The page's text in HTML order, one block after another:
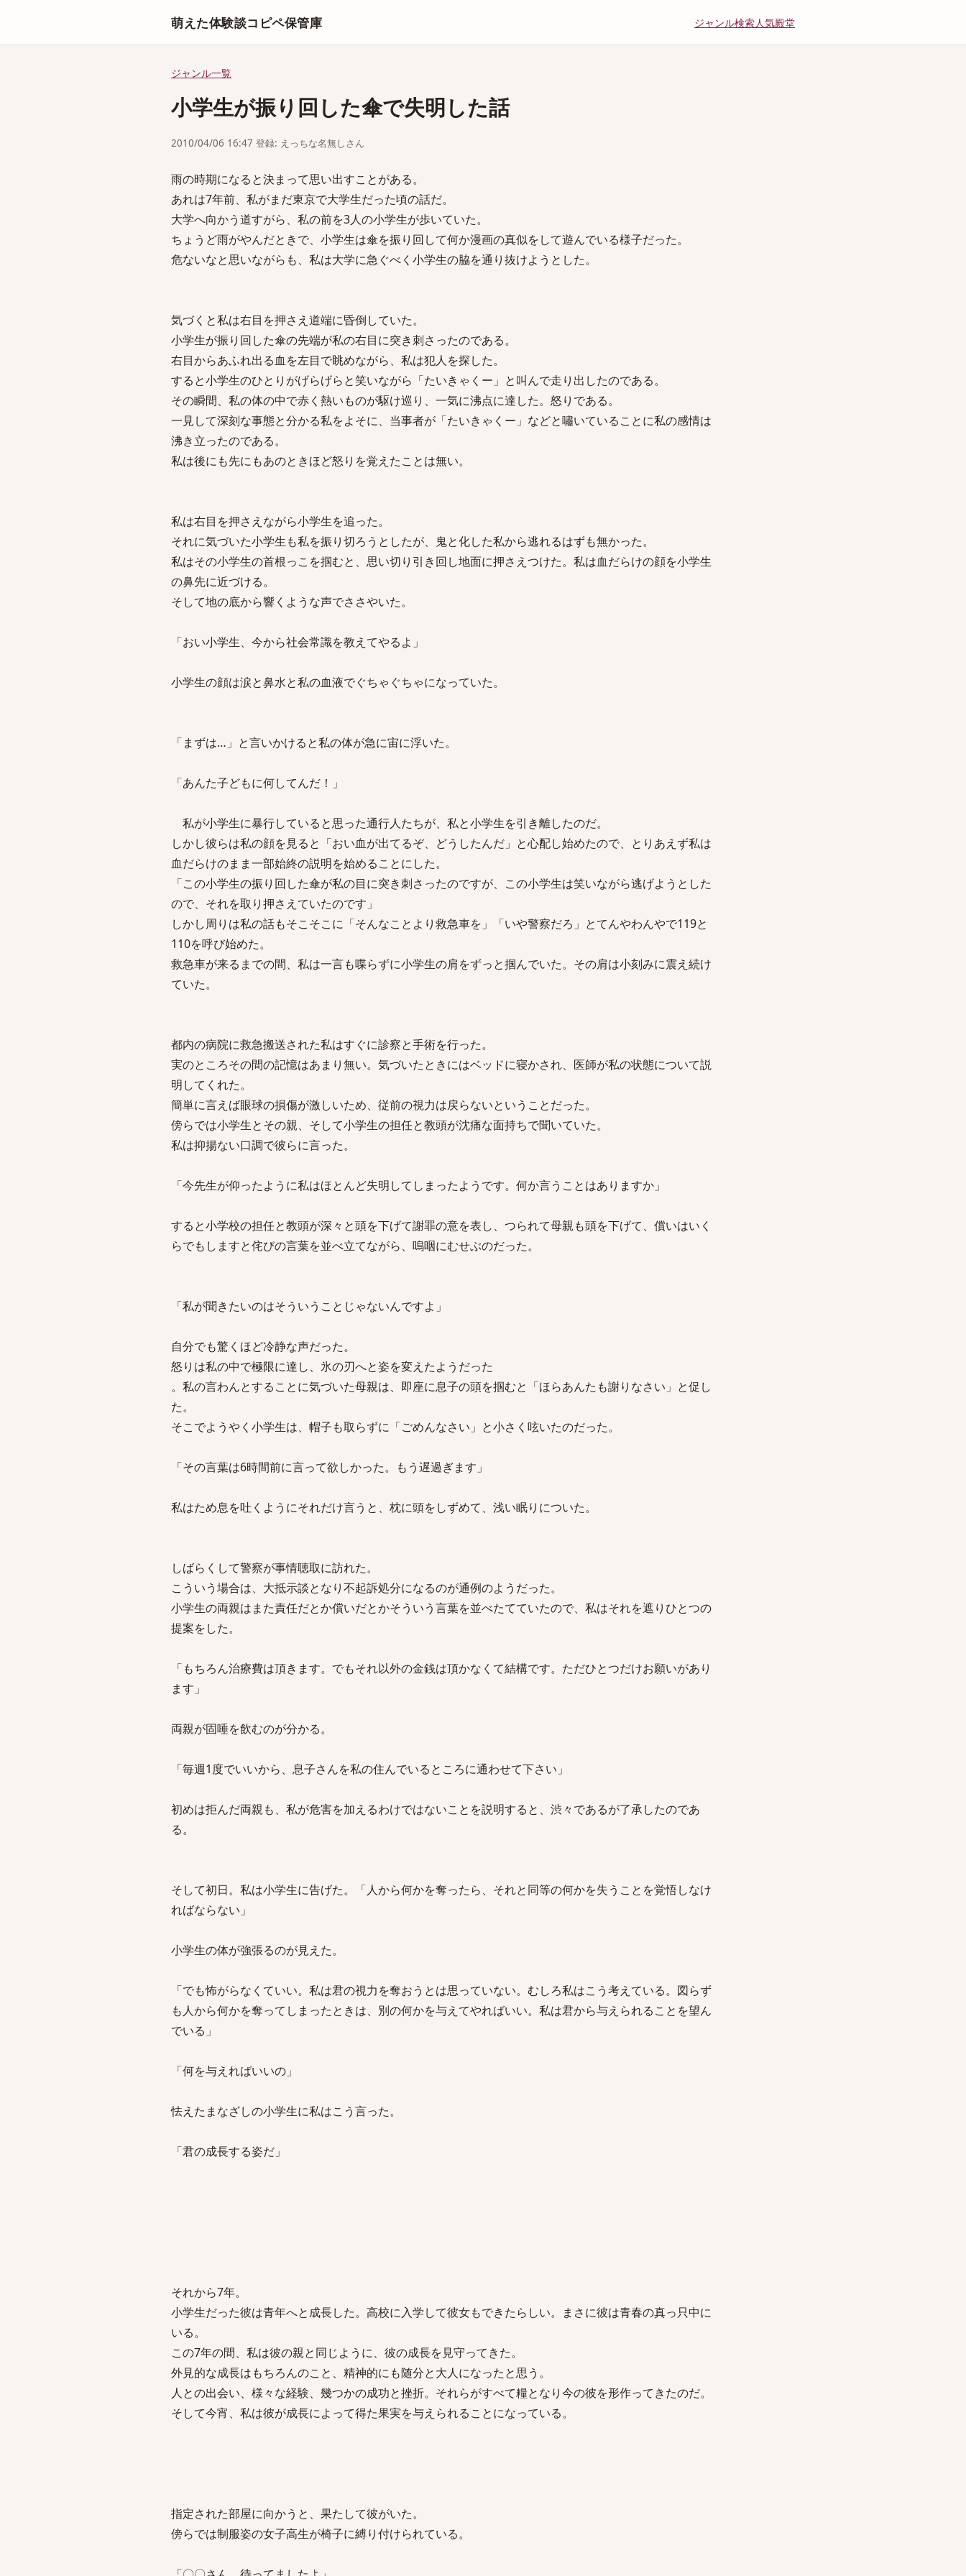
萌えた体験談コピペ保管庫 ジャンル検索人気殿堂
ジャンル一覧
小学生が振り回した傘で失明した話
2010/04/06 16:47 登録: えっちな名無しさん
雨の時期になると決まって思い出すことがある。
あれは7年前、私がまだ東京で大学生だった頃の話だ。
大学へ向かう道すがら、私の前を3人の小学生が歩いていた。
ちょうど雨がやんだときで、小学生は傘を振り回して何か漫画の真似をして遊んでいる様子だった。
危ないなと思いながらも、私は大学に急ぐべく小学生の脇を通り抜けようとした。
気づくと私は右目を押さえ道端に昏倒していた。
小学生が振り回した傘の先端が私の右目に突き刺さったのである。
右目からあふれ出る血を左目で眺めながら、私は犯人を探した。
すると小学生のひとりがげらげらと笑いながら「たいきゃくー」と叫んで走り出したのである。
その瞬間、私の体の中で赤く熱いものが駆け巡り、一気に沸点に達した。怒りである。
一見して深刻な事態と分かる私をよそに、当事者が「たいきゃくー」などと嘯いていることに私の感情は
沸き立ったのである。
私は後にも先にもあのときほど怒りを覚えたことは無い。
私は右目を押さえながら小学生を追った。
それに気づいた小学生も私を振り切ろうとしたが、鬼と化した私から逃れるはずも無かった。
私はその小学生の首根っこを掴むと、思い切り引き回し地面に押さえつけた。私は血だらけの顔を小学生
の鼻先に近づける。
そして地の底から響くような声でささやいた。
「おい小学生、今から社会常識を教えてやるよ」
小学生の顔は涙と鼻水と私の血液でぐちゃぐちゃになっていた。
「まずは…」と言いかけると私の体が急に宙に浮いた。
「あんた子どもに何してんだ！」
私が小学生に暴行していると思った通行人たちが、私と小学生を引き離したのだ。
しかし彼らは私の顔を見ると「おい血が出てるぞ、どうしたんだ」と心配し始めたので、とりあえず私は
血だらけのまま一部始終の説明を始めることにした。
「この小学生の振り回した傘が私の目に突き刺さったのですが、この小学生は笑いながら逃げようとした
ので、それを取り押さえていたのです」
しかし周りは私の話もそこそこに「そんなことより救急車を」「いや警察だろ」とてんやわんやで119と
110を呼び始めた。
救急車が来るまでの間、私は一言も喋らずに小学生の肩をずっと掴んでいた。その肩は小刻みに震え続け
ていた。
都内の病院に救急搬送された私はすぐに診察と手術を行った。
実のところその間の記憶はあまり無い。気づいたときにはベッドに寝かされ、医師が私の状態について説
明してくれた。
簡単に言えば眼球の損傷が激しいため、従前の視力は戻らないということだった。
傍らでは小学生とその親、そして小学生の担任と教頭が沈痛な面持ちで聞いていた。
私は抑揚ない口調で彼らに言った。
「今先生が仰ったように私はほとんど失明してしまったようです。何か言うことはありますか」
すると小学校の担任と教頭が深々と頭を下げて謝罪の意を表し、つられて母親も頭を下げて、償いはいく
らでもしますと侘びの言葉を並べ立てながら、嗚咽にむせぶのだった。
「私が聞きたいのはそういうことじゃないんですよ」
自分でも驚くほど冷静な声だった。
怒りは私の中で極限に達し、氷の刃へと姿を変えたようだった
。私の言わんとすることに気づいた母親は、即座に息子の頭を掴むと「ほらあんたも謝りなさい」と促し
た。
そこでようやく小学生は、帽子も取らずに「ごめんなさい」と小さく呟いたのだった。
「その言葉は6時間前に言って欲しかった。もう遅過ぎます」
私はため息を吐くようにそれだけ言うと、枕に頭をしずめて、浅い眠りについた。
しばらくして警察が事情聴取に訪れた。
こういう場合は、大抵示談となり不起訴処分になるのが通例のようだった。
小学生の両親はまた責任だとか償いだとかそういう言葉を並べたてていたので、私はそれを遮りひとつの
提案をした。
「もちろん治療費は頂きます。でもそれ以外の金銭は頂かなくて結構です。ただひとつだけお願いがあり
ます」
両親が固唾を飲むのが分かる。
「毎週1度でいいから、息子さんを私の住んでいるところに通わせて下さい」
初めは拒んだ両親も、私が危害を加えるわけではないことを説明すると、渋々であるが了承したのであ
る。
そして初日。私は小学生に告げた。「人から何かを奪ったら、それと同等の何かを失うことを覚悟しなけ
ればならない」
小学生の体が強張るのが見えた。
「でも怖がらなくていい。私は君の視力を奪おうとは思っていない。むしろ私はこう考えている。図らず
も人から何かを奪ってしまったときは、別の何かを与えてやればいい。私は君から与えられることを望ん
でいる」
「何を与えればいいの」
怯えたまなざしの小学生に私はこう言った。
「君の成長する姿だ」
それから7年。
小学生だった彼は青年へと成長した。高校に入学して彼女もできたらしい。まさに彼は青春の真っ只中に
いる。
この7年の間、私は彼の親と同じように、彼の成長を見守ってきた。
外見的な成長はもちろんのこと、精神的にも随分と大人になったと思う。
人との出会い、様々な経験、幾つかの成功と挫折。それらがすべて糧となり今の彼を形作ってきたのだ。
そして今宵、私は彼が成長によって得た果実を与えられることになっている。
指定された部屋に向かうと、果たして彼がいた。
傍らでは制服姿の女子高生が椅子に縛り付けられている。